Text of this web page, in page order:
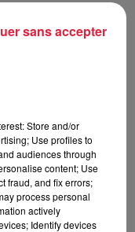
Store and/or
Use profiles to
audiences through
content; Use
fraud, and fix errors;
process personal
actively
Identify devices
sans accepter